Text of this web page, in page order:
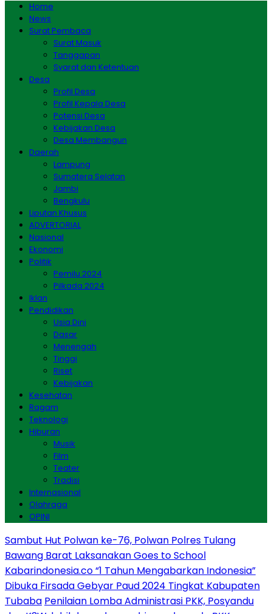
Home
News
Surat Pembaca
Surat Masuk
Tanggapan
Syarat dan Ketentuan
Desa
Profil Desa
Profil Kepala Desa
Potensi Desa
Kebijakan Desa
Desa Membangun
Daerah
Lampung
Sumatera Selatan
Jambi
Bengkulu
Liputan Khusus
ADVERTORIAL
Nasional
Ekonomi
Politik
Pemilu 2024
Pilkada 2024
Iklan
Pendidikan
Usia Dini
Dasar
Menengah
Tinggi
Riset
Kebijakan
Kesehatan
Ragam
Teknologi
Hiburan
Musik
Film
Teater
Tradisi
Internasional
Olahraga
OPINI
Sambut Hut Polwan ke-76, Polwan Polres Tulang
Bawang Barat Laksanakan Goes to School
Kabarindonesia.co “1 Tahun Mengabarkan Indonesia”
Dibuka Firsada Gebyar Paud 2024 Tingkat Kabupaten
Tubaba Penilaian Lomba Administrasi PKK, Posyandu